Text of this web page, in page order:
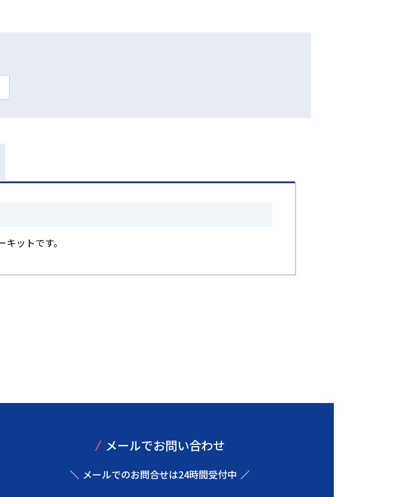
ットです。
/ メールでお問い合わせ
メールでのお問合せは24時間受付中